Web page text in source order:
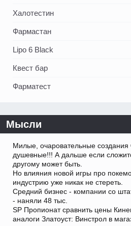
Халотестин
Фармастан
Lipo 6 Black
Квест бар
Фарматест
Мысли
Милые, очаровательные создания
душевные!!! А дальше если
другому может быть.
Но влияния новой игры про
индустрию уже никак не стереть.
Средний бизнес - компании со
- наняли 48 тыс.
SP Пропионат сравнить цены
аналоги Златоуст: Винстрол в